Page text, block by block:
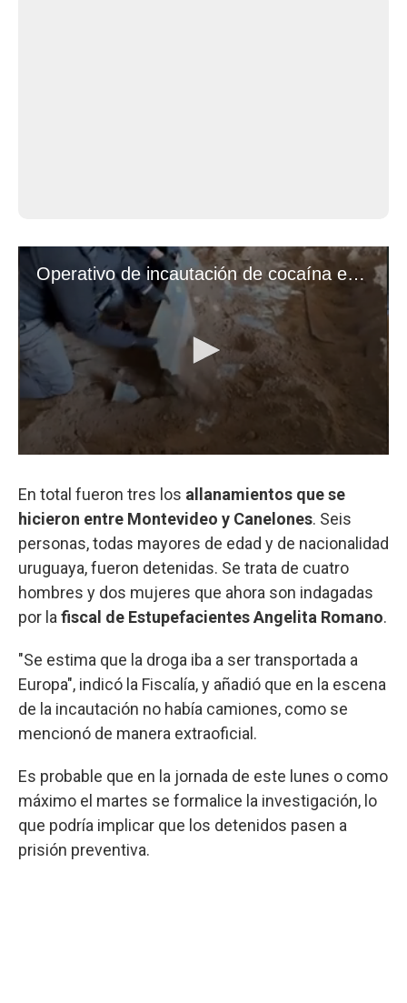
En total fueron tres los allanamientos que se
hicieron entre Montevideo y Canelones. Seis
personas, todas mayores de edad y de nacionalidad
uruguaya, fueron detenidas. Se trata de cuatro
hombres y dos mujeres que ahora son indagadas
por lafiscal de Estupefacientes Angelita Romano.
"Se estima que la droga iba a ser transportada a
Europa", indicó la Fiscalía, y añadió que en la escena
de la incautación no había camiones, como se
mencionó de manera extraoficial.
Es probable que en la jornada de este lunes o como
máximo el martes se formalice la investigación, lo
que podría implicar que los detenidos pasen a
prisión preventiva.